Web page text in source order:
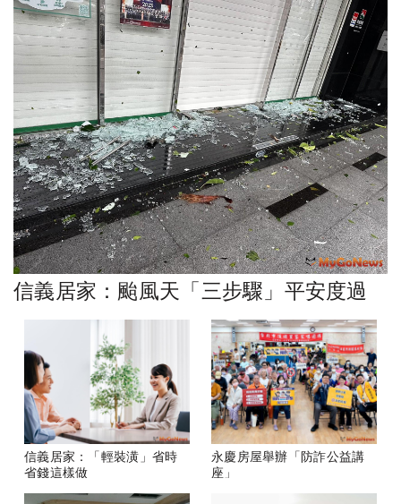
信義居家：颱風天「三步驟」平安度過
信義居家：「輕裝潢」省時
省錢這樣做
永慶房屋舉辦「防詐公益講
座」